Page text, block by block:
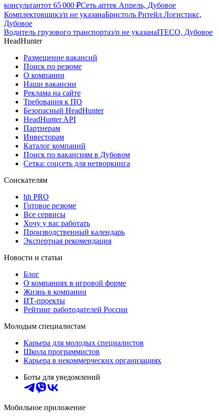
консультантот 65 000 ₽Сеть аптек Апрель, Дубовое
Комплектовщикз/п не указанаБристоль Ритейл Логистикс,
Дубовое
Водитель грузового транспортаз/п не указанаITECO, Дубовое
HeadHunter
Размещение вакансий
Поиск по резюме
О компании
Наши вакансии
Реклама на сайте
Требования к ПО
Безопасный HeadHunter
HeadHunter API
Партнерам
Инвесторам
Каталог компаний
Поиск по вакансиям в Дубовом
Сетка: соцсеть для нетворкинга
Соискателям
hh PRO
Готовое резюме
Все сервисы
Хочу у вас работать
Производственный календарь
Экспертная рекомендация
Новости и статьи
Блог
О компаниях в игровой форме
Жизнь в компании
ИТ-проекты
Рейтинг работодателей России
Молодым специалистам
Карьера для молодых специалистов
Школа программистов
Карьера в некоммерческих организациях
Боты для уведомлений
Мобильное приложение